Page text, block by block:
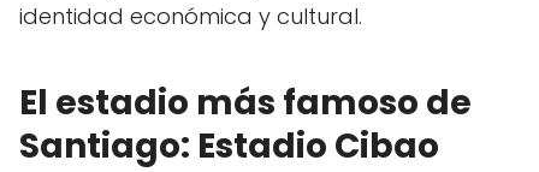
identidad económica y cultural.
El estadio más famoso de
Santiago: Estadio Cibao